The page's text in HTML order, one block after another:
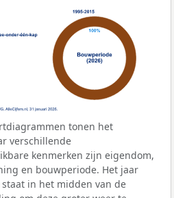
tonen het
verschillende
kenmerken zijn eigendom,
en bouwperiode. Het jaar
in het midden van de